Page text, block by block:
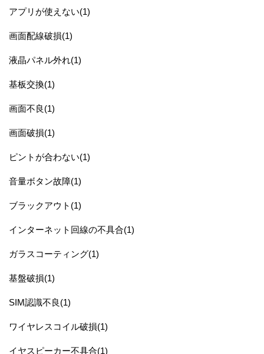
アプリが使えない(1)
画面配線破損(1)
液晶パネル外れ(1)
基板交換(1)
画面不良(1)
画面破損(1)
ピントが合わない(1)
音量ボタン故障(1)
ブラックアウト(1)
インターネット回線の不具合(1)
ガラスコーティング(1)
基盤破損(1)
SIM認識不良(1)
ワイヤレスコイル破損(1)
イヤスピーカー不具合(1)